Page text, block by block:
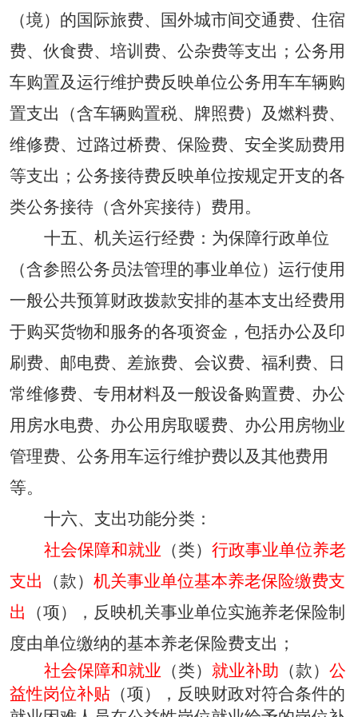
（境）的国际旅费、国外城市间交通费、住宿
费、伙食费、培训费、公杂费等支出；公务用
车购置及运行维护费反映单位公务用车车辆购
置支出（含车辆购置税、牌照费）及燃料费、
维修费、过路过桥费、保险费、安全奖励费用
等支出；公务接待费反映单位按规定开支的各
类公务接待（含外宾接待）费用。
十五、机关运行经费：为保障行政单位
（含参照公务员法管理的事业单位）运行使用
一般公共预算财政拨款安排的基本支出经费用
于购买货物和服务的各项资金，包括办公及印
刷费、邮电费、差旅费、会议费、福利费、日
常维修费、专用材料及一般设备购置费、办公
用房水电费、办公用房取暖费、办公用房物业
管理费、公务用车运行维护费以及其他费用
等。
十六、 支出功能分类：
社会保障和就业 （类） 行政事业单位养老
支出
（款） 机关事业单位基本养老保险缴费支
出
（项）， 反映机关事业单位实施养老保险制
度由单位缴纳的基本养老保险费支出 ；
社会保障和就业 （类） 就业补助 （款） 公
益性岗位补贴（项） ， 反映财政对符合条件的